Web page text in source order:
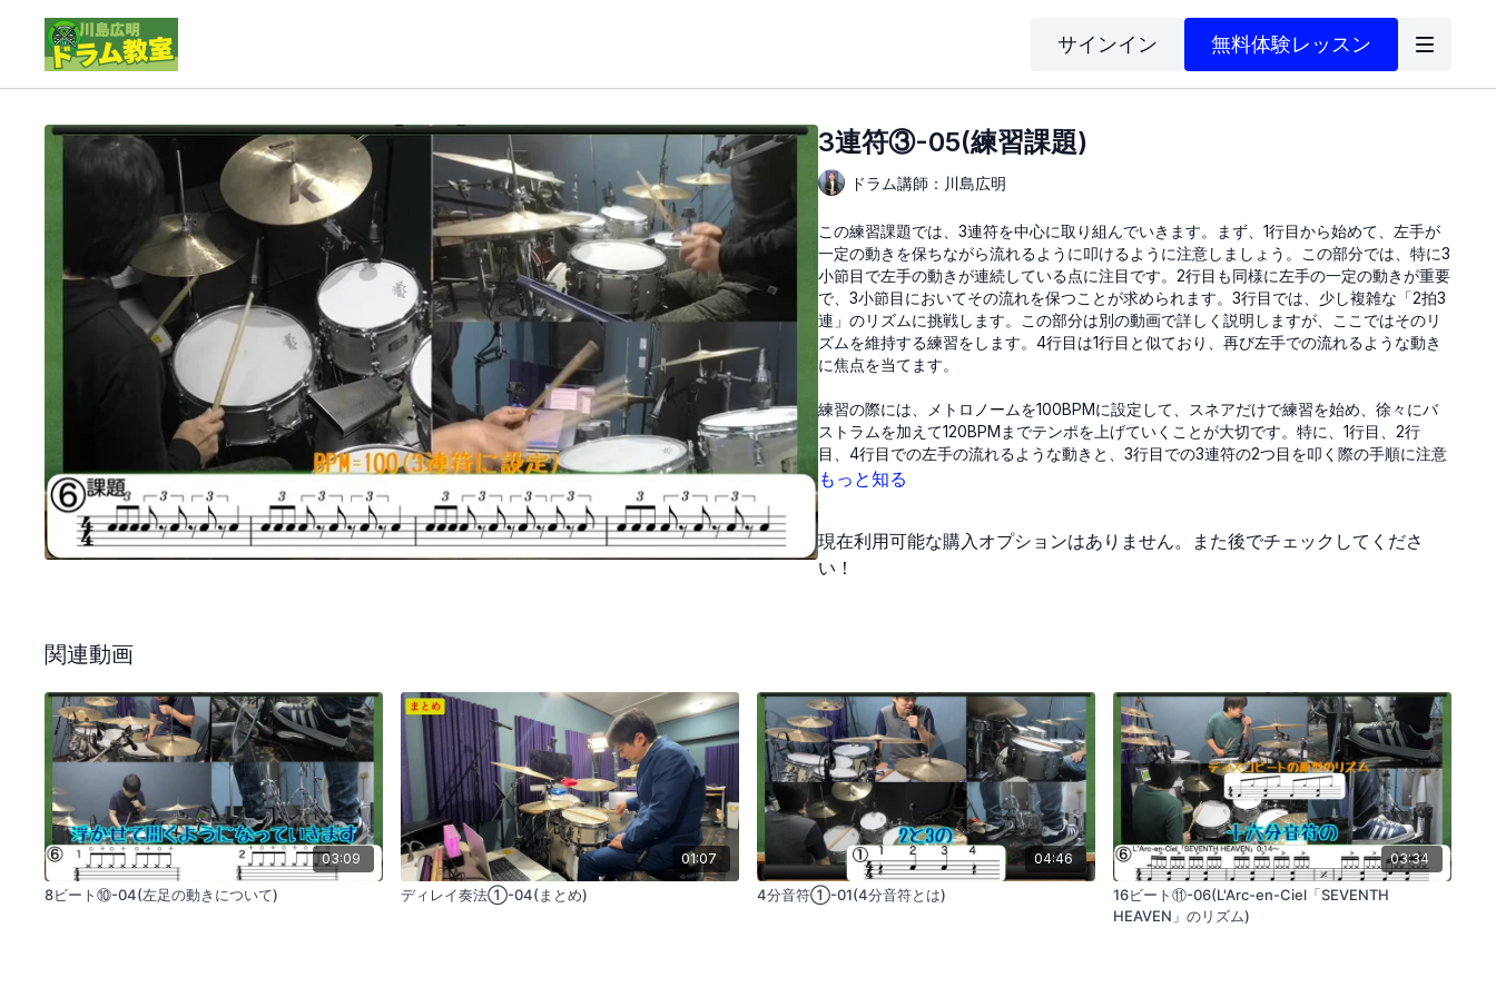
サインイン 無料体験レッスン
3連符③-05(練習課題)
ドラム講師：川島広明
この練習課題では、3連符を中心に取り組んでいきます。まず、1行目から始めて、左手が
一定の動きを保ちながら流れるように叩けるように注意しましょう。この部分では、特に3
小節目で左手の動きが連続している点に注目です。2行目も同様に左手の一定の動きが重要
で、3小節目においてその流れを保つことが求められます。3行目では、少し複雑な「2拍3
連」のリズムに挑戦します。この部分は別の動画で詳しく説明しますが、ここではそのリ
ズムを維持する練習をします。4行目は1行目と似ており、再び左手での流れるような動き
に焦点を当てます。
練習の際には、メトロノームを100BPMに設定して、スネアだけで練習を始め、徐々にバ
ストラムを加えて120BPMまでテンポを上げていくことが大切です。特に、1行目、2行
目、4行目での左手の流れるような動きと、3行目での3連符の2つ目を叩く際の手順に注意
しながら、練習を進めていくことをお勧めします。
もっと知る
現在利用可能な購入オプションはありません。また後でチェックしてくださ
い！
関連動画
03:09
8ビート⑩-04(左足の動きについて)
01:07
ディレイ奏法①-04(まとめ)
04:46
4分音符①-01(4分音符とは)
03:34
16ビート⑪-06(L'Arc-en-Ciel「SEVENTH
HEAVEN」のリズム)